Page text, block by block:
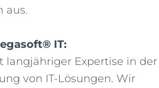
aus.
IT:
langjähriger Expertise in der
von IT-Lösungen. Wir